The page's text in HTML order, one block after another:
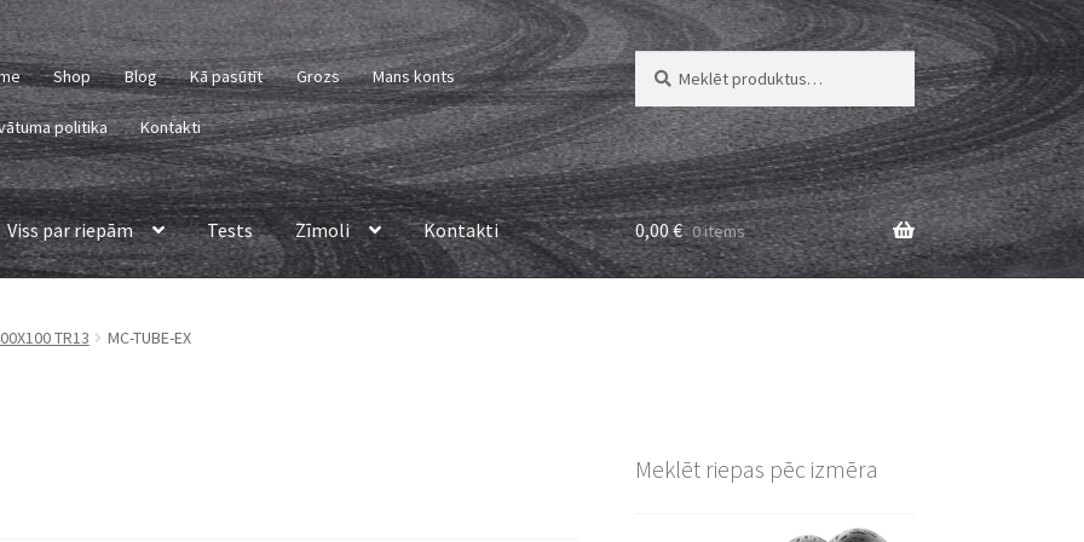
Shop Blog Kā pasūtīt Grozs Mans konts
politika Kontakti
Meklēt:
Meklēt
Viss par riepām Tests Zīmoli Kontakti 0,00€ 0 items
TR13 MC-TUBE-EX
Meklēt riepas pēc izmēra